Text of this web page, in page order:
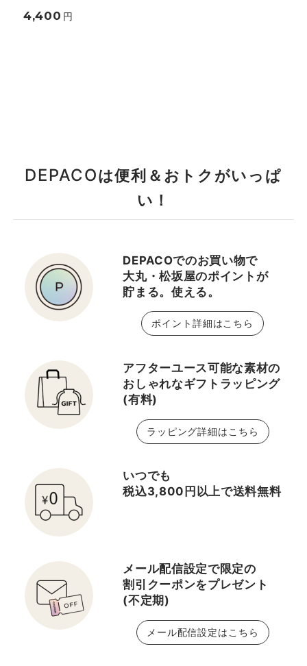
4,400 円
DEPACOは便利＆おトクがいっぱ
い！
DEPACOでのお買い物で
大丸・松坂屋のポイントが
貯まる。使える。
ポイント詳細はこちら
アフターユース可能な素材の
おしゃれなギフトラッピング
(有料)
ラッピング詳細はこちら
いつでも
税込3,800円以上で送料無料
メール配信設定で限定の
割引クーポンをプレゼント
(不定期)
メール配信設定はこちら